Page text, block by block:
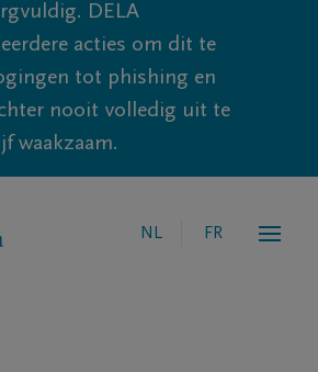
DELA
acties om dit te
tot phishing en
nooit volledig uit te
waakzaam.
NL FR